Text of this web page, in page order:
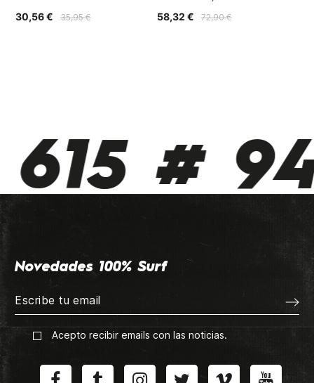
35,95 €
30,56 € 72,90 €
58,32 €
#
Novedades 100% Surf
Acepto recibir emails con las noticias.